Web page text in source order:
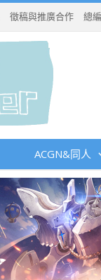
徵稿與推廣合作 總
ACGN&同人